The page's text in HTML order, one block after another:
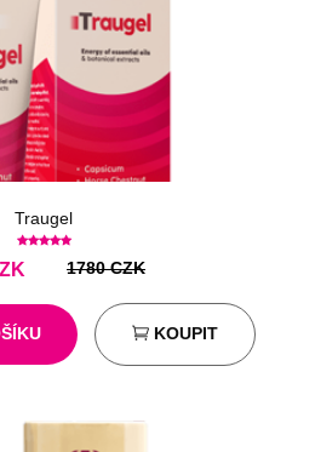
Traugel
1780 CZK
KOUPIT